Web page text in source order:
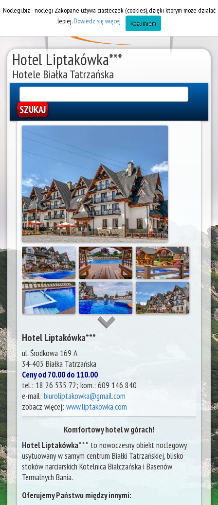
Hotel Liptakówka***
Hotele Białka Tatrzańska
Hotel Liptakówka***
ul. Środkowa 169 A
34-405 Białka Tatrzańska
Ceny od 70.00 do 110.00
tel.: 18 26 535 72; kom.: 609 146 840
e-mail: biuroliptakowka@gmail.com
zobacz więcej: www.liptakowka.com
Komfortowy hotel w górach!
Hotel Liptakówka*** to nowoczesny obiekt noclegowy
usytuowany w samym centrum Białki Tatrzańskiej, blisko
stoków narciarskich Kotelnica Białczańska i Basenów
Termalnych Bania.
Oferujemy Państwu między innymi:
Noclegi.biz - noclegi Zakopane używa ciasteczek (cookies), dzięki którym może działać
lepiej.Dowiedz się więcej Rozumiem